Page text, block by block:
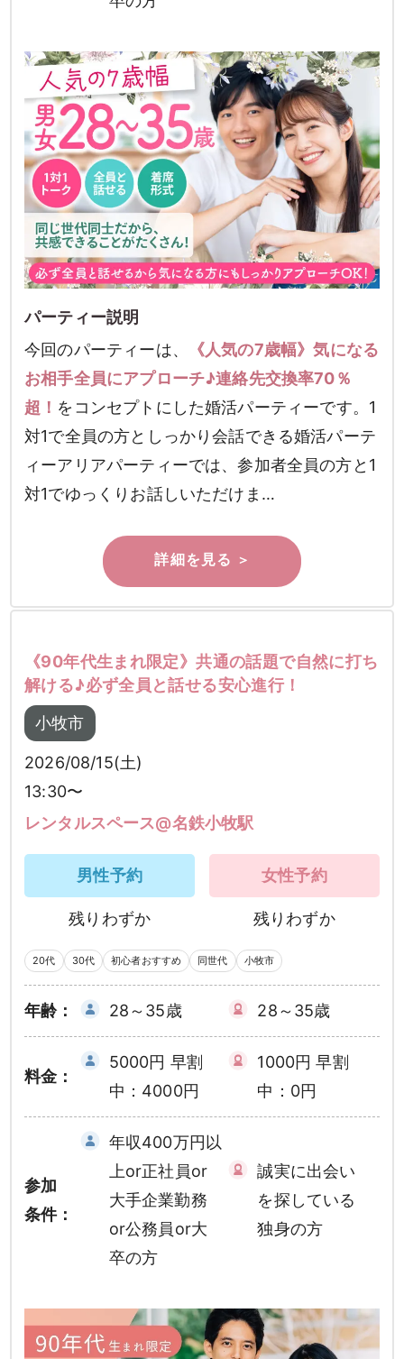
パーティー説明
今回のパーティーは、
《人気の7歳幅》気になる
お相手全員にアプローチ♪連絡先交換率70％
超！ をコンセプトにした婚活パーティーです。1
対1で全員の方としっかり会話できる婚活パーテ
ィーアリアパーティーでは、参加者全員の方と1
対1でゆっくりお話しいただけま…
《90年代生まれ限定》共通の話題で自然に打ち
解ける♪必ず全員と話せる安心進行！
小牧市
2026/08/15(土)
13:30〜
レンタルスペース@名鉄小牧駅
男性予約
残りわずか
女性予約
残りわずか
20代 30代 初心者おすすめ 同世代 小牧市
年齢： 28～35歳 28～35歳
料金：
5000円 早割
中：4000円
1000円 早割
中：0円
参加
条件：
年収400万円以
上or正社員or
大手企業勤務
or公務員or大
卒の方
誠実に出会い
を探している
独身の方
検索